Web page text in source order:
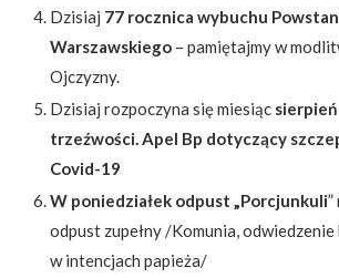
Dzisiaj 77 rocznica wybuchu
Warszawskiego – pamiętajmy w
Ojczyzny.
Dzisiaj rozpoczyna się miesiąc
trzeźwości. Apel Bp dotyczący
Covid-19
W poniedziałek odpust „Porcjunkuli
odpust zupełny /Komunia,
w intencjach papieża/